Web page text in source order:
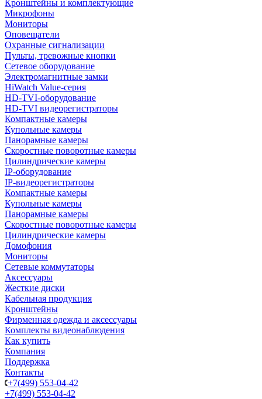
Кронштейны и комплектующие
Микрофоны
Мониторы
Оповещатели
Охранные сигнализации
Пульты, тревожные кнопки
Сетевое оборудование
Электромагнитные замки
HiWatch Value-серия
HD-TVI-оборудование
HD-TVI видеорегистраторы
Компактные камеры
Купольные камеры
Панорамные камеры
Скоростные поворотные камеры
Цилиндрические камеры
IP-оборудование
IP-видеорегистраторы
Компактные камеры
Купольные камеры
Панорамные камеры
Скоростные поворотные камеры
Цилиндрические камеры
Домофония
Мониторы
Сетевые коммутаторы
Аксессуары
Жесткие диски
Кабельная продукция
Кронштейны
Фирменная одежда и аксессуары
Комплекты видеонаблюдения
Как купить
Компания
Поддержка
Контакты
+7(499) 553-04-42
+7(499) 553-04-42